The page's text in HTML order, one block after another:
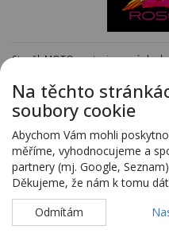
Staněk MOTO - autorizovaný
Předváděcí vozy - kompletní
www.predvadeci-vozy.cz
Vozy 4x4 a vozy SUV - kompletní
www.4x4-suv.cz
Firma HS Auto Staněk s.r.o. si
zadání.
Na těchto
soubory cookie
Abychom Vám mohli
měříme, vyhodnocujeme a
partnery (mj. Google,
Děkujeme, že nám k tomu
Odmítám